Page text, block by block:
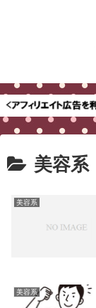
美容系
美容系
美容系